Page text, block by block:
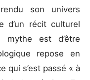
son univers
d’un récit culturel
mythe est d’être
repose en
qui s’est passé « à